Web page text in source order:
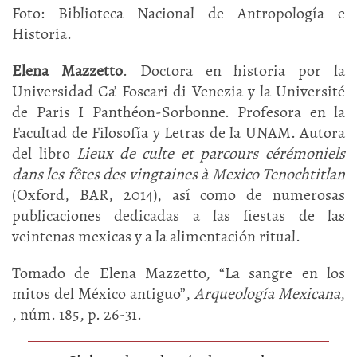
Foto: Biblioteca Nacional de Antropología e
Historia.
Elena Mazzetto. Doctora en historia por la
Universidad Ca’ Foscari di Venezia y la Université
de Paris I Panthéon-Sorbonne. Profesora en la
Facultad de Filosofía y Letras de la UNAM. Autora
del libro Lieux de culte et parcours cérémoniels
dans les fêtes des vingtaines à Mexico Tenochtitlan
(Oxford, BAR, 2014), así como de numerosas
publicaciones dedicadas a las fiestas de las
veintenas mexicas y a la alimentación ritual.
Tomado de Elena Mazzetto, “La sangre en los
mitos del México antiguo”, Arqueología Mexicana,
, núm. 185, p. 26-31.